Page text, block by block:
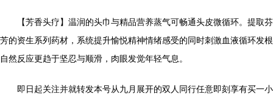
【芳香头疗】温润的头巾与精品营养蒸气可畅通头皮微循环。提取芬
芳的资生系列药材，系统提升愉悦精神情绪感受的同时刺激血液循环发根
自然反应更趋于坚忍与顺滑，肉眼发觉年轻气息。
即日起关注并就转发本号从九月展开的双人同行任意即刻享有买一小